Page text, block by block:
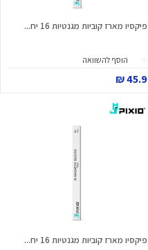
פיקסיו מארז קוביות מגנטיות 16 יח...
הוסף להשוואה
45.9 ₪
פיקסיו מארז קוביות מגנטיות 16 יח...